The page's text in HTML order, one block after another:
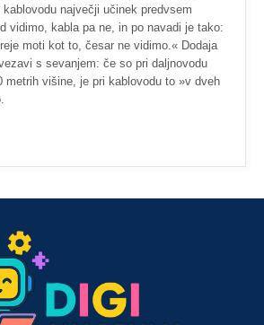
kablovodu največji učinek predvsem
vidimo, kabla pa ne, in po navadi je tako:
moti kot to, česar ne vidimo.« Dodaja
s sevanjem: če so pri daljnovodu
metrih višine, je pri kablovodu to »v dveh